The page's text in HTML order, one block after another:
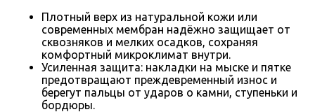
Плотный верх из натуральной кожи или
современных мембран надёжно защищает от
сквозняков и мелких осадков, сохраняя
комфортный микроклимат внутри.
Усиленная защита: накладки на мыске и пятке
предотвращают преждевременный износ и
берегут пальцы от ударов о камни, ступеньки и
бордюры.